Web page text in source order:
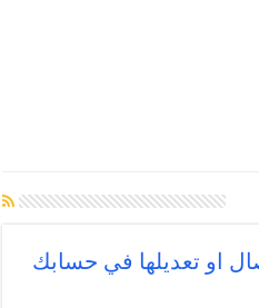
او تعديلها في حسابك